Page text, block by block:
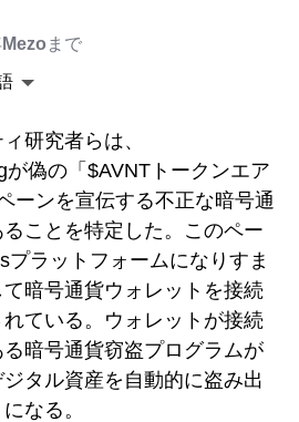
Mezo まで
研究者らは、
偽の「$AVNTトークンエア
ーンを宣伝する不正な暗号通
ことを特定した。このペー
プラットフォームになりすま
暗号通貨ウォレットを接続
ている。ウォレットが接続
暗号通貨窃盗プログラムが
タル資産を自動的に盗み出
なる。